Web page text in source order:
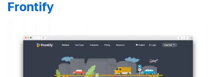
Frontify